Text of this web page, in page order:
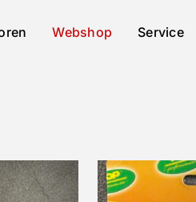
Webshop Service